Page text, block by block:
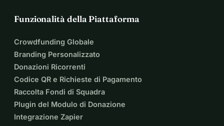
Funzionalità della Piattaforma
Crowdfunding Globale
Branding Personalizzato
Donazioni Ricorrenti
Codice QR e Richieste di Pagamento
Raccolta Fondi di Squadra
Plugin del Modulo di Donazione
Integrazione Zapier